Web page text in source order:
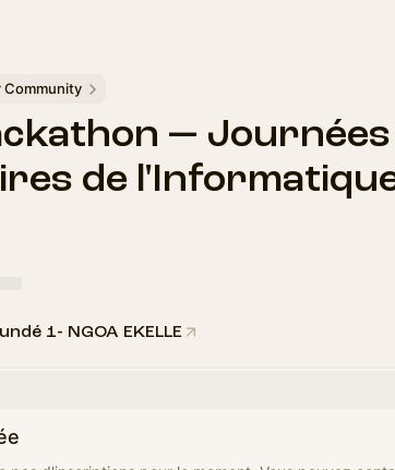
Community
— Journées
de l'Informatique
1- NGOA EKELLE